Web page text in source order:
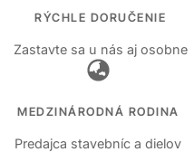
RÝCHLE DORUČENIE
Zastavte sa u nás aj osobne
MEDZINÁRODNÁ RODINA
Predajca stavebníc a dielov